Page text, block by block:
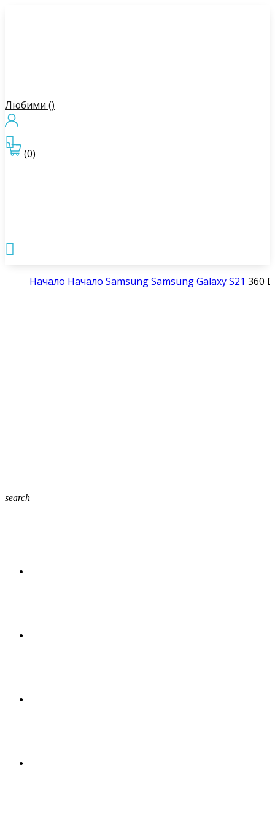
Любими ()
(0)


Начало Начало SamsungSamsung Galaxy S21 360
search